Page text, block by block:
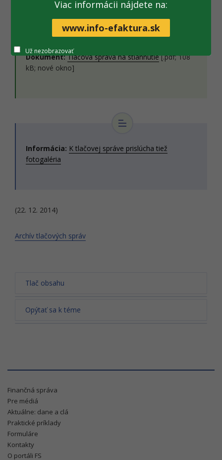
Dokument: Tlačová správa na stiahnutie[.pdf; 108
kB; nové okno]
Informácia: K tlačovej správe prislúcha tiež
fotogaléria
(22. 12. 2014)
Archív tlačových správ
Tlač obsahu
Opýtať sa k téme
Finančná správa
Pre médiá
Aktuálne: dane a clá
Praktické príklady
Formuláre
Kontakty
O portáli FS
Viac informácii nájdete na:
www.info-efaktura.sk
Už nezobrazovať